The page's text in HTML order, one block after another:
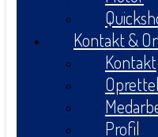
Kontakt &
Kontakt
Profil